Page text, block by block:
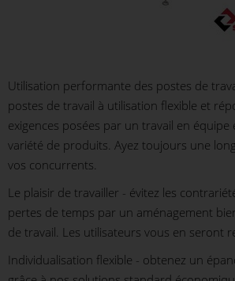
Utilisation performante des postes de
postes de travail à utilisation flexible et
exigences posées par un travail en équipe
variété de produits. Ayez toujours une
vos concurrents.
Le plaisir de travailler - évitez les
pertes de temps par un aménagement
de travail. Les utilisateurs vous en seront
Individualisation flexible - obtenez un